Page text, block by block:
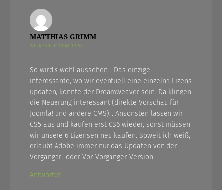
MATTHIAS GRIMM
20. APRIL 2010 AT 12.52
So wird’s wohl aussehen… Das einzige
interessante, wo wir eventuell eine einzelne Lizens
updaten, könnte der Dreamweaver sein. Da klingen
die Neuerung interessant (direkte Vorschau für
Joomla! und andere CMS)… Ansonsten lassen wir
CS5 aus und kaufen erst CS6 wieder, sonst müssen
wir unsere 6 Lizensen neu kaufen. Soweit ich weiß,
erlaubt Adobe immer nur das Updaten von der
Vorgänger- oder Vor-Vorgänger-Version.
Antworten